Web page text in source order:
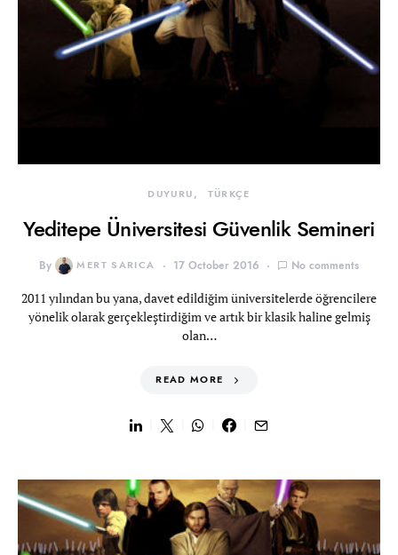
DUYURU TÜRKÇE
Yeditepe Üniversitesi Güvenlik Semineri
By MERT SARICA 17 October 2016 No comments
2011 yılından bu yana, davet edildiğim üniversitelerde öğrencilere
yönelik olarak gerçekleştirdiğim ve artık bir klasik haline gelmiş
olan…
READ MORE